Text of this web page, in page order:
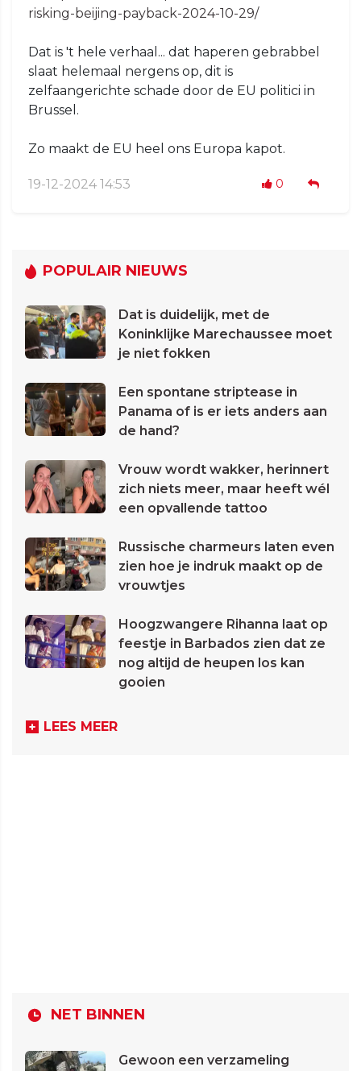
risking-beijing-payback-2024-10-29/
Dat is 't hele verhaal... dat haperen gebrabbel
slaat helemaal nergens op, dit is
zelfaangerichte schade door de EU politici in
Brussel.
Zo maakt de EU heel ons Europa kapot.
19-12-2024 14:53 0
POPULAIR NIEUWS
Dat is duidelijk, met de
Koninklijke Marechaussee moet
je niet fokken
Een spontane striptease in
Panama of is er iets anders aan
de hand?
Vrouw wordt wakker, herinnert
zich niets meer, maar heeft wél
een opvallende tattoo
Russische charmeurs laten even
zien hoe je indruk maakt op de
vrouwtjes
Hoogzwangere Rihanna laat op
feestje in Barbados zien dat ze
nog altijd de heupen los kan
gooien
LEES MEER
NET BINNEN
Gewoon een verzameling